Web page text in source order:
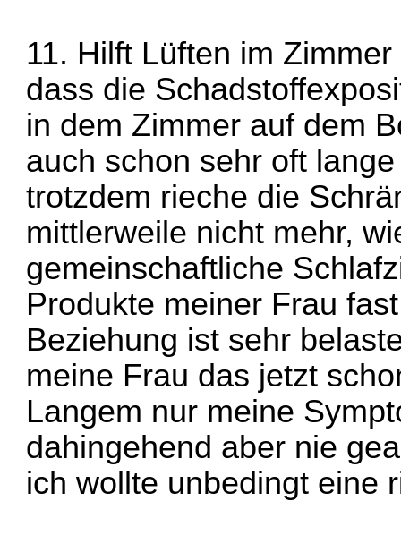
11. Hilft Lüften im
dass die
in dem Zimmer auf dem
auch schon sehr oft
trotzdem rieche die
mittlerweile nicht mehr,
gemeinschaftliche
Produkte meiner Frau
Beziehung ist sehr
meine Frau das jetzt
Langem nur meine
dahingehend aber nie
ich wollte unbedingt eine